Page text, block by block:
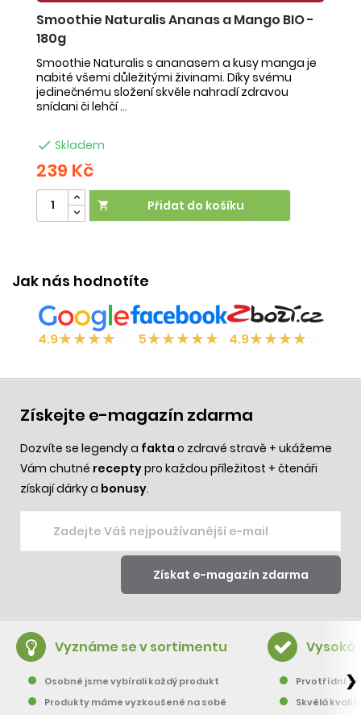
Smoothie Naturalis Ananas a Mango BIO -
180g
Smoothie Naturalis s ananasem a kusy manga je
nabité všemi důležitými živinami. Díky svému
jedinečnému složení skvěle nahradí zdravou
snídani či lehčí ...
 Skladem
239 Kč
 Přidat do košíku
Jak nás hodnotíte
4.9★★★★ 5★★★★★ 4.9★★★★
Získejte e-magazín zdarma
Dozvíte se legendy a fakta o zdravé stravě + ukážeme
Vám chutné receptypro každou příležitost + čtenáři
získají dárky a bonusy.
Vyznáme se v sortimentu
Osobně jsme vybírali každý produkt
Produkty máme vyzkoušené na sobě
Vysoká
Prvotřídní
Skvělá
❯